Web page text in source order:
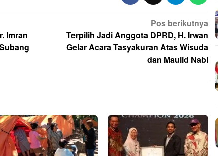
Imran
Pos berikutnya
Terpilih Jadi Anggota DPRD, H. Irwan
Gelar Acara Tasyakuran Atas Wisuda
dan Maulid Nabi